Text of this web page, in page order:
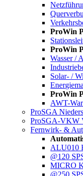
ProWin
ProWin
Wasser /
Solar- /
ProWin
AWT-
ProSGA
ProSGA-VKW
Fernwirk- &
ALU010
@120
MICRO
@250